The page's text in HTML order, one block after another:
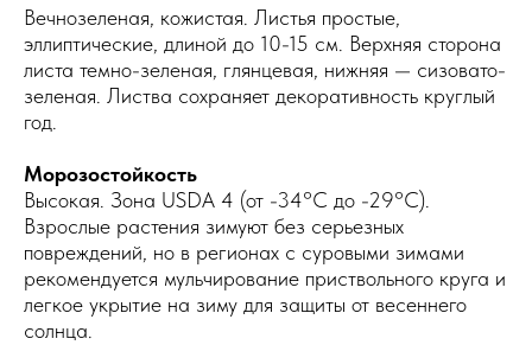
Вечнозеленая, кожистая. Листья простые,
эллиптические, длиной до 10-15 см. Верхняя сторона
листа темно-зеленая, глянцевая, нижняя — сизовато-
зеленая. Листва сохраняет декоративность круглый
год.
Морозостойкость
Высокая. Зона USDA 4 (от -34°C до -29°C).
Взрослые растения зимуют без серьезных
повреждений, но в регионах с суровыми зимами
рекомендуется мульчирование приствольного круга и
легкое укрытие на зиму для защиты от весеннего
солнца.